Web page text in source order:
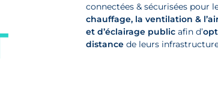
connectées & sécurisées pour
chauffage, la ventilation &
et d’éclairage publicafin d’
distancede leurs